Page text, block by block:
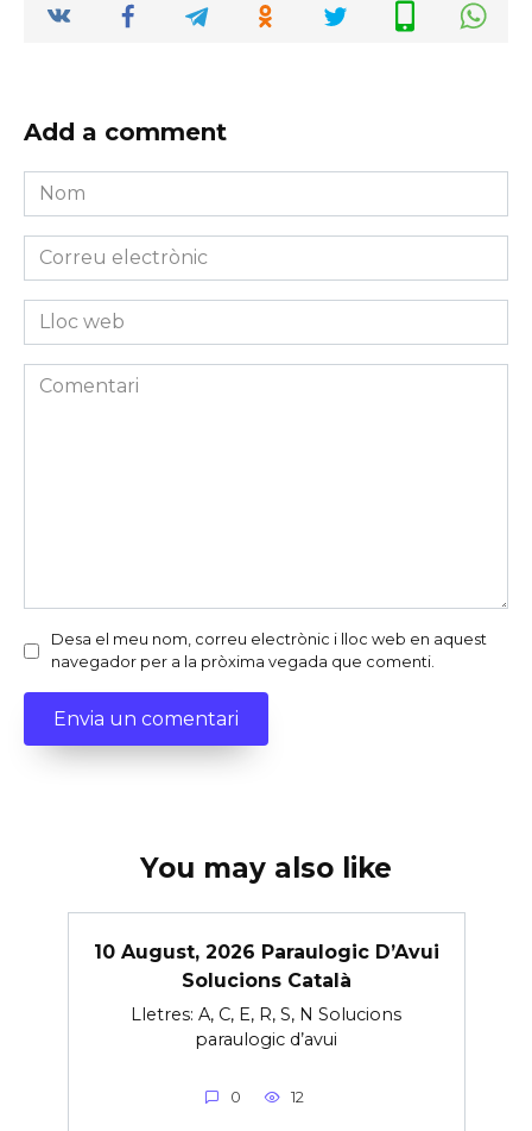
Add a comment
Nom
*
Correu
electrònic
*Lloc
web
Comentari
Desa el meu nom, correu electrònic i lloc web en aquest
navegador per a la pròxima vegada que comenti.
You may also like
10 August, 2026 Paraulogic D’Avui
Solucions Català
Lletres: A, C, E, R, S, N Solucions
paraulogic d’avui
0 12